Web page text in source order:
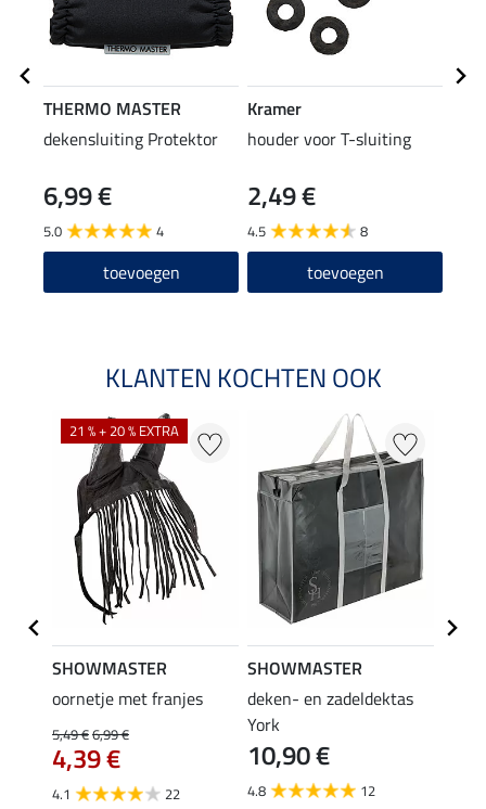
THERMO MASTER
dekensluiting Protektor
6,99 €
5.0 4
toevoegen
Kramer
houder voor T-sluiting
2,49 €
4.5 8
toevoegen
KLANTEN KOCHTEN OOK
21 % + 20 % EXTRA
SHOWMASTER
oornetje met franjes
5,49 €6,99 €
4,39 €
4.1 22
SHOWMASTER
deken- en zadeldektas
York
10,90 €
4.8 12